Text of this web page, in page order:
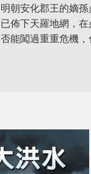
明朝安化郡王的嫡
已佈下天羅地網，
否能闖過重重危機，